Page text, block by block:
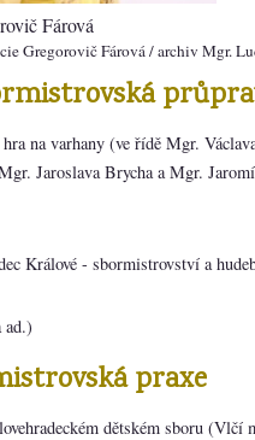
Fárová
Gregorovič Fárová / archiv Mgr.
na varhany (ve řídě Mgr.
Jaroslava Brycha a Mgr.
Králové - sbormistrovství a
praxe
dětském sboru (Vlčí